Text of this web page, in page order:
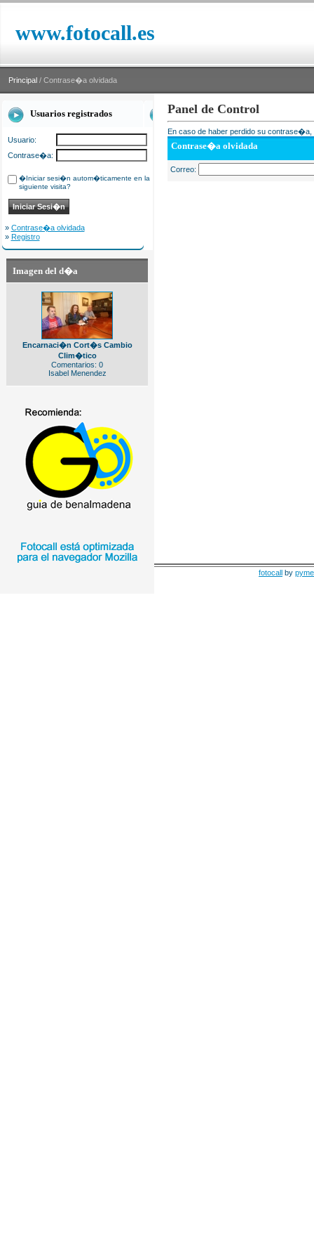
www.fotocall.es
Principal / Contrase�a olvidada
Usuarios registrados
Usuario:
Contrase�a:
�Iniciar sesi�n autom�ticamente en la
siguiente visita?
» Contrase�a olvidada
» Registro
Imagen del d�a
Encarnaci�n Cort�s Cambio
Clim�tico
Comentarios: 0
Isabel Menendez
Panel de Control
En caso de haber perdido su
Contrase�a olvidada
Correo:
fotocall by